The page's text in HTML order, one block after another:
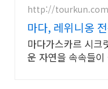
http://tourkun.com
마다, 레위니옹
마다가스카르 시크
운 자연을 속속들